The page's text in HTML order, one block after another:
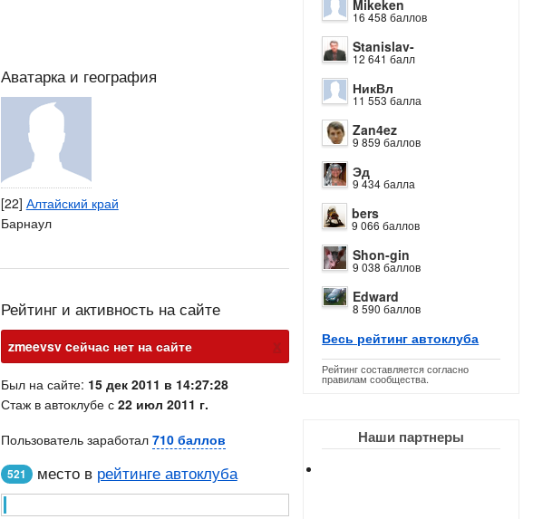
Mikeken
16 458 баллов
Stanislav-
12 641 балл
НикВл
11 553 балла
Zan4ez
9 859 баллов
Эд
9 434 балла
bers
9 066 баллов
Shon-gin
9 038 баллов
Edward
8 590 баллов
Весь рейтинг автоклуба
Рейтинг составляется согласно
правилам сообщества.
Наши партнеры
Аватарка и география
[22] Алтайский край
Барнаул
Рейтинг и активность на сайте
zmeevsv cейчас нет на сайте х
Был на сайте: 15 дек 2011 в 14:27:28
Стаж в автоклубе с 22 июл 2011 г.
Пользователь заработал 710 баллов
521 место в рейтинге автоклуба